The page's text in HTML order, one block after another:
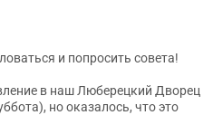
и попросить совета!
в наш Люберецкий Дворец
но оказалось, что это